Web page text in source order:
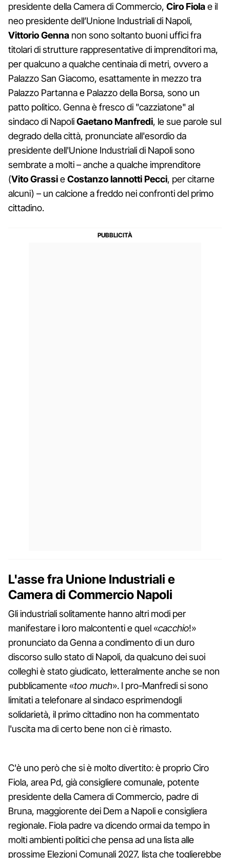
presidente della Camera di Commercio, Ciro Fiolae il
neo presidente dell’Unione Industriali di Napoli,
Vittorio Genna non sono soltanto buoni uffici fra
titolari di strutture rappresentative di imprenditori ma,
per qualcuno a qualche centinaia di metri, ovvero a
Palazzo San Giacomo, esattamente in mezzo tra
Palazzo Partanna e Palazzo della Borsa, sono un
patto politico. Genna è fresco di "cazziatone" al
sindaco di NapoliGaetano Manfredi, le sue parole sul
degrado della città, pronunciate all'esordio da
presidente dell'Unione Industriali di Napoli sono
sembrate a molti – anche a qualche imprenditore
(VitoGrassieCostanzo Iannotti Pecci, per citarne
alcuni) – un calcione a freddo nei confronti del primo
cittadino.
L'asse fra Unione Industriali e
Camera di Commercio Napoli
Gli industriali solitamente hanno altri modi per
manifestare i loro malcontenti e quel «cacchio!»
pronunciato da Genna a condimento di un duro
discorso sullo stato di Napoli, da qualcuno dei suoi
colleghi è stato giudicato, letteralmente anche se non
pubblicamente «too much». I pro-Manfredi si sono
limitati a telefonare al sindaco esprimendogli
solidarietà, il primo cittadino non ha commentato
l'uscita ma di certo bene non ci è rimasto.
C'è uno però che si è molto divertito: è proprio Ciro
Fiola, area Pd, già consigliere comunale, potente
presidente della Camera di Commercio, padre di
Bruna, maggiorente dei Dem a Napoli e consigliera
regionale. Fiola padre va dicendo ormai da tempo in
molti ambienti politici che pensa ad una lista alle
prossime Elezioni Comunali 2027, lista che toglierebbe